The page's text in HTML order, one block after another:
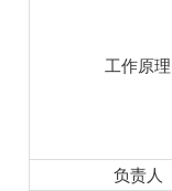
工作原理
负责人